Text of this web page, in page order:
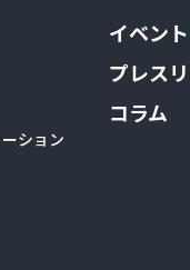
ション
イベン
プレス
コラム